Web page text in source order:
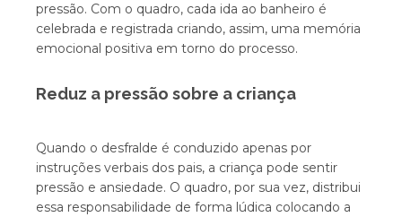
pressão. Com o quadro, cada ida ao banheiro é
celebrada e registrada criando, assim, uma memória
emocional positiva em torno do processo.
Reduz a pressão sobre a criança
Quando o desfralde é conduzido apenas por
instruções verbais dos pais, a criança pode sentir
pressão e ansiedade. O quadro, por sua vez, distribui
essa responsabilidade de forma lúdica colocando a